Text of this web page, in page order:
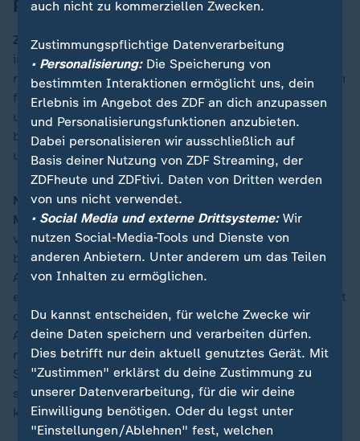
Preisträger
ZDF-Programmdirektorin Nadine Bilke:"Wir begrüßen
in Mainz einen Schriftsteller, dem es wichtig ist,
realistisch zu erzählen. Dessen Werk uns zurückführt in
frühere Zeiten, in eine Welt, die es so nicht mehr gibt,
und der empathisch auf den Alltag seiner Helden
blickt, auf ihre Suche, ihre Zweifel, Gefühle und
unverhofften Wendungen."
Nino Haase, Oberbürgermeister der Landeshauptstadt
Mainz:"Mainz gewinnt mit Sven Regener einen Autor
von unverwechselbarer literarischer Stimme. Er ist
bekannt dafür, mit großer Genauigkeit auf das
Alltägliche zu schauen und die leisen Zwischentöne
ernst zu nehmen, aus denen sich das Leben einer Stadt
oft erst wirklich erschließt. Gerade diese
Aufmerksamkeit für das scheinbar Unspektakuläre
macht ihn in besonderer Weise für das
Stadtschreiberamt geeignet. Für die Stadt Mainz ist
seine Anwesenheit eine große Bereicherung - sowohl
kulturell als auch menschlich."
auch nicht zu kommerziellen Zwecken.
Zustimmungspflichtige Datenverarbeitung
• Personalisierung:Die Speicherung von
bestimmten Interaktionen ermöglicht uns, dein
Erlebnis im Angebot des ZDF an dich anzupassen
und Personalisierungsfunktionen anzubieten.
Dabei personalisieren wir ausschließlich auf
Basis deiner Nutzung von ZDF Streaming, der
ZDFheute und ZDFtivi. Daten von Dritten werden
von uns nicht verwendet.
• Social Media und externe Drittsysteme:Wir
nutzen Social-Media-Tools und Dienste von
anderen Anbietern. Unter anderem um das Teilen
von Inhalten zu ermöglichen.
Du kannst entscheiden, für welche Zwecke wir
deine Daten speichern und verarbeiten dürfen.
Dies betrifft nur dein aktuell genutztes Gerät. Mit
"Zustimmen" erklärst du deine Zustimmung zu
unserer Datenverarbeitung, für die wir deine
Einwilligung benötigen. Oder du legst unter
"Einstellungen/Ablehnen" fest, welchen